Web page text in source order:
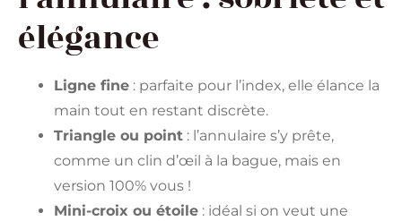
élégance
Ligne fine : parfaite pour l’index, elle élance la
main tout en restant discrète.
Triangle ou point : l’annulaire s’y prête,
comme un clin d’œil à la bague, mais en
version 100% vous !
Mini-croix ou étoile : idéal si on veut une